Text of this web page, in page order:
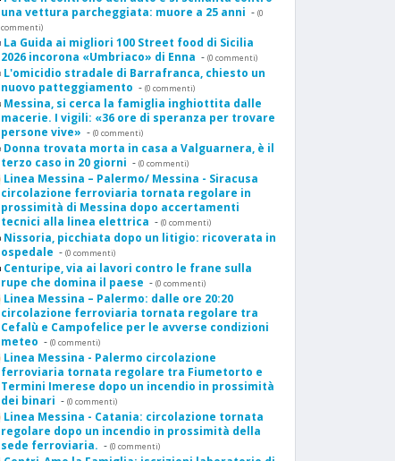
una vettura parcheggiata: muore a 25 anni - (0
commenti)
La Guida ai migliori 100 Street food di Sicilia
2026 incorona «Umbriaco» di Enna - (0 commenti)
L'omicidio stradale di Barrafranca, chiesto un
nuovo patteggiamento - (0 commenti)
Messina, si cerca la famiglia inghiottita dalle
macerie. I vigili: «36 ore di speranza per trovare
persone vive» - (0 commenti)
Donna trovata morta in casa a Valguarnera, è il
terzo caso in 20 giorni - (0 commenti)
Linea Messina – Palermo/ Messina - Siracusa
circolazione ferroviaria tornata regolare in
prossimità di Messina dopo accertamenti
tecnici alla linea elettrica - (0 commenti)
Nissoria, picchiata dopo un litigio: ricoverata in
ospedale - (0 commenti)
Centuripe, via ai lavori contro le frane sulla
rupe che domina il paese - (0 commenti)
Linea Messina – Palermo: dalle ore 20:20
circolazione ferroviaria tornata regolare tra
Cefalù e Campofelice per le avverse condizioni
meteo - (0 commenti)
Linea Messina - Palermo circolazione
ferroviaria tornata regolare tra Fiumetorto e
Termini Imerese dopo un incendio in prossimità
dei binari - (0 commenti)
Linea Messina - Catania: circolazione tornata
regolare dopo un incendio in prossimità della
sede ferroviaria. - (0 commenti)